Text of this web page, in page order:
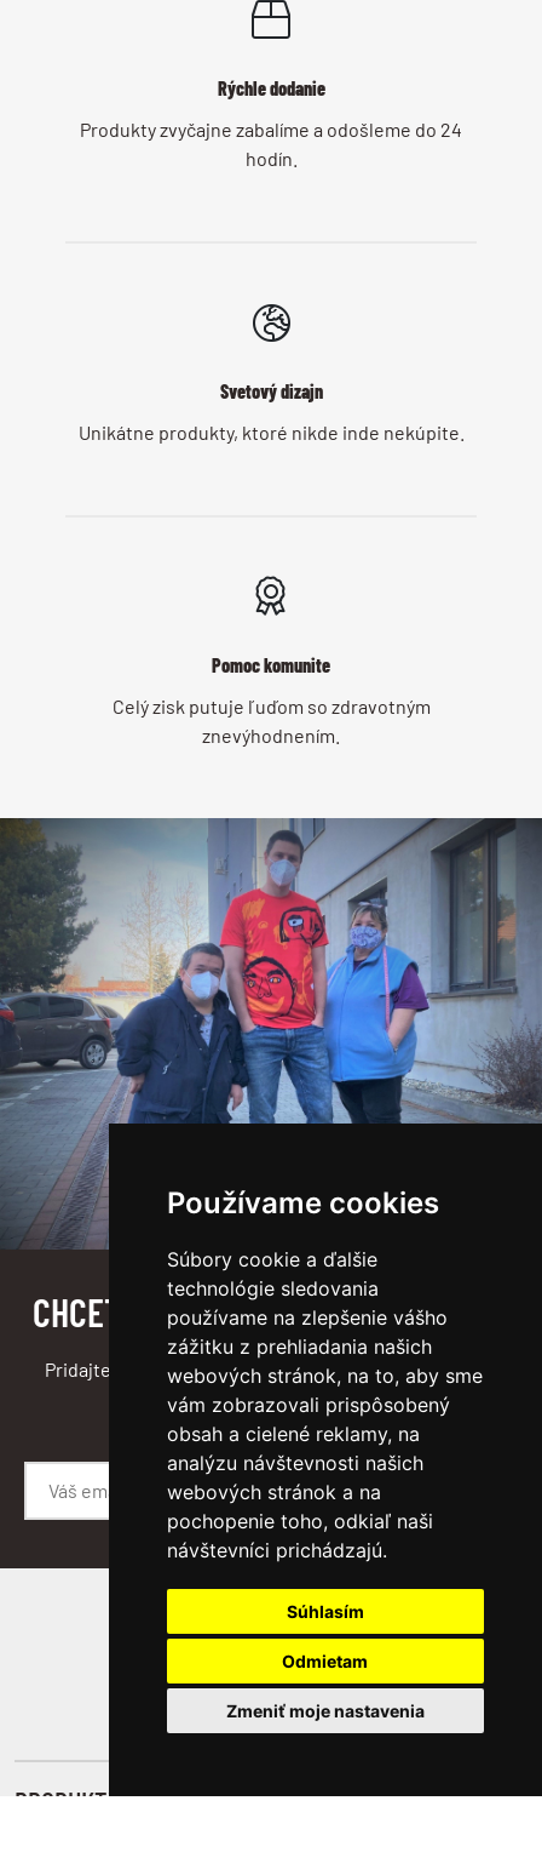
Používame cookies
Súbory cookie a ďalšie
technológie sledovania
používame na zlepšenie vášho
zážitku z prehliadania našich
webových stránok, na to, aby sme
vám zobrazovali prispôsobený
obsah a cielené reklamy, na
analýzu návštevnosti našich
webových stránok a na
pochopenie toho, odkiaľ naši
návštevníci prichádzajú.
Súhlasím
Odmietam
Zmeniť moje nastavenia
Rýchle dodanie
Produkty zvyčajne zabalíme a odošleme do 24
hodín.
Svetový dizajn
Unikátne produkty, ktoré nikde inde nekúpite.
Pomoc komunite
Celý zisk putuje ľuďom so zdravotným
znevýhodnením.
CHCETE VEDIEŤ, ČO SA U NÁS DEJE?
Pridajte sa do newslettra a budete informovaný medzi
prvými :)
SLEDUJTE NÁS
PRODUKTY